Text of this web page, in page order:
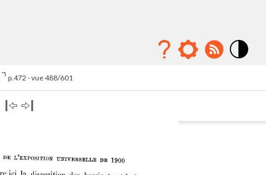
p.472 - vue 488/601